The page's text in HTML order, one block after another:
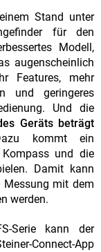
Stand unter
für den
Modell,
augenscheinlich
Features, mehr
und geringeres
Und die
Geräts beträgt
kommt ein
Kompass und die
Damit kann
mit dem
werden.
Serie kann der
Connect-App